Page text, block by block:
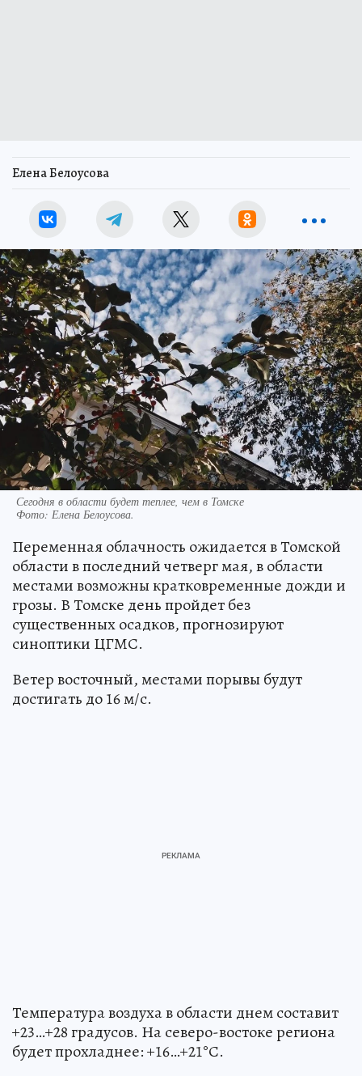
Елена Белоусова
Сегодня в области будет теплее, чем в Томске
Фото: Елена Белоусова.
Переменная облачность ожидается в Томской
области в последний четверг мая, в области
местами возможны кратковременные дожди и
грозы. В Томске день пройдет без
существенных осадков, прогнозируют
синоптики ЦГМС.
Ветер восточный, местами порывы будут
достигать до 16 м/с.
Температура воздуха в области днем составит
+23…+28 градусов. На северо-востоке региона
будет прохладнее: +16…+21°С.